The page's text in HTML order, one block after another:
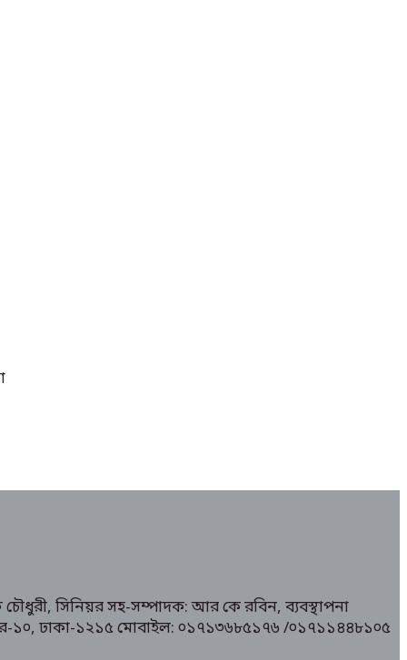
সিনিয়র সহ-সম্পাদক: আর কে রবিন, ব্যবস্থাপনা
১০, ঢাকা-১২১৫ মোবাইল: ০১৭১৩৬৮৫১৭৬ /০১৭১১৪৪৮১০৫